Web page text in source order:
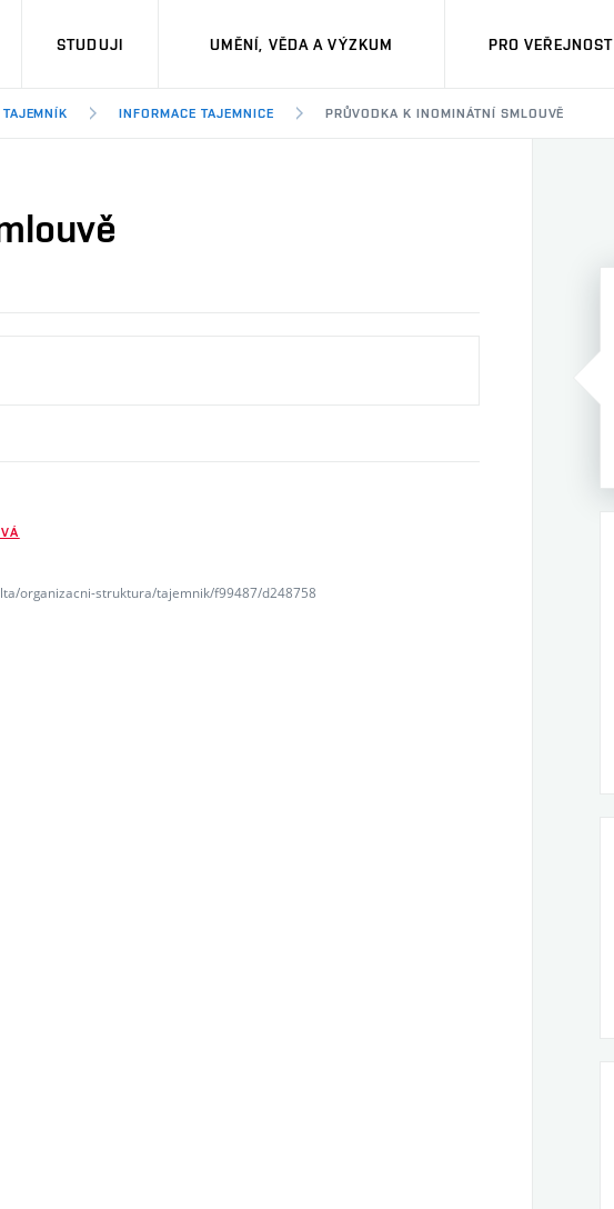
STUDUJI UMĚNÍ, VĚDA A VÝZKUM PRO VEŘEJNOST
TAJEMNÍK INFORMACE TAJEMNICE PRŮVODKA K INOMINÁTNÍ SMLOUVĚ
organizacni-struktura/tajemnik/f99487/d248758